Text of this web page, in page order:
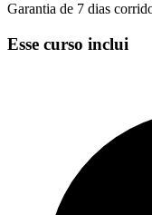
Garantia de 7 dias
Esse curso inclui